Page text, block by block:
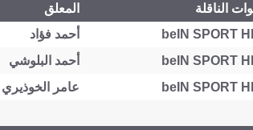
الناقلة
المعلق
beIN SPORT
أحمد فؤاد
beIN SPORT
أحمد البلوشي
beIN SPORT
عامر الخوذيري